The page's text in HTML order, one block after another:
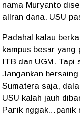
nama Muryanto
aliran dana. USU
Padahal kalau
kampus besar yang
ITB dan UGM. Tapi
Jangankan
Sumatera saja,
USU kalah jauh
Panik nggak…panik